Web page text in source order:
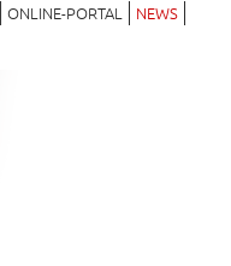
ONLINE-PORTAL NEWS